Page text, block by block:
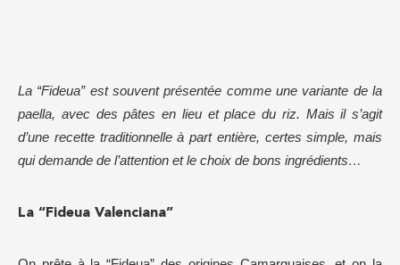
La “Fideua” est souvent présentée comme une variante de la
paella, avec des pâtes en lieu et place du riz. Mais il s’agit
d’une recette traditionnelle à part entière, certes simple, mais
qui demande de l’attention et le choix de bons ingrédients…
La “Fideua Valenciana”